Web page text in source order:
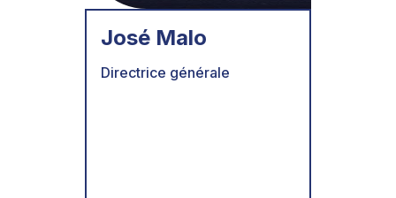
José Malo
Directrice générale